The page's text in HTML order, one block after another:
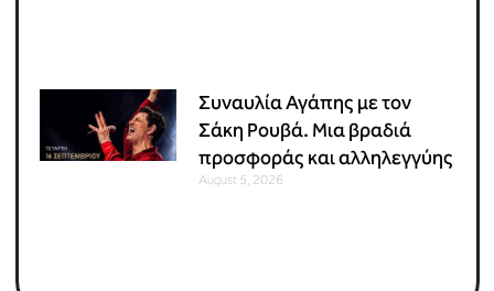
Συναυλία Αγάπης με τον
Σάκη Ρουβά. Μια βραδιά
προσφοράς και αλληλεγγύης
August 5, 2026